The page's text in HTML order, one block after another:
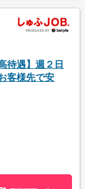
待遇】週２日
客様先で安